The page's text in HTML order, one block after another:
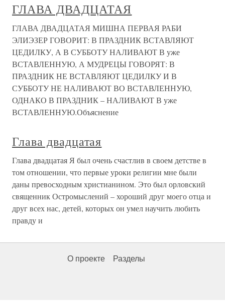
ГЛАВА ДВАДЦАТАЯ
ГЛАВА ДВАДЦАТАЯ МИШНА ПЕРВАЯ РАБИ
ЭЛИЭЗЕР ГОВОРИТ: В ПРАЗДНИК ВСТАВЛЯЮТ
ЦЕДИЛКУ, А В СУББОТУ НАЛИВАЮТ В уже
ВСТАВЛЕННУЮ, А МУДРЕЦЫ ГОВОРЯТ: В
ПРАЗДНИК НЕ ВСТАВЛЯЮТ ЦЕДИЛКУ И В
СУББОТУ НЕ НАЛИВАЮТ ВО ВСТАВЛЕННУЮ,
ОДНАКО В ПРАЗДНИК – НАЛИВАЮТ В уже
ВСТАВЛЕННУЮ.Объяснение
Глава двадцатая
Глава двадцатая Я был очень счастлив в своем детстве в
том отношении, что первые уроки религии мне были
даны превосходным христианином. Это был орловский
священник Остромыслений – хороший друг моего отца и
друг всех нас, детей, которых он умел научить любить
правду и
О проекте Разделы